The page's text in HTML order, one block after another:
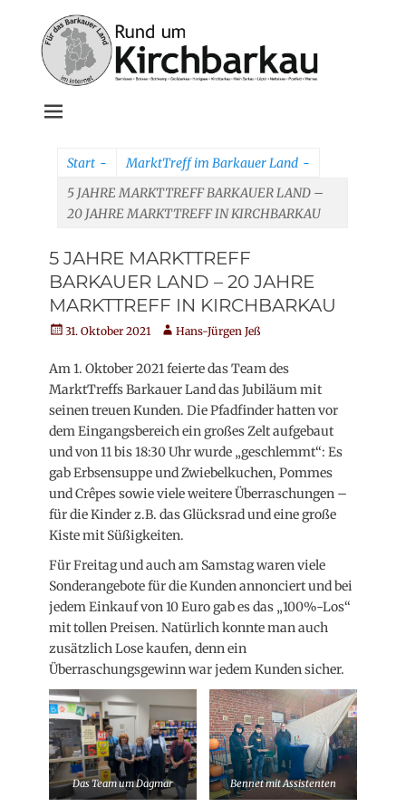
online
Start - MarktTreff im Barkauer Land -
5 JAHRE MARKTTREFF BARKAUER LAND –
20 JAHRE MARKTTREFF IN KIRCHBARKAU
5 JAHRE MARKTTREFF
BARKAUER LAND – 20 JAHRE
MARKTTREFF IN KIRCHBARKAU
Veröffentlicht
31. Oktober 2021 AutorHans-Jürgen Jeß
Am 1. Oktober 2021 feierte das Team des
MarktTreffs Barkauer Land das Jubiläum mit
seinen treuen Kunden. Die Pfadfinder hatten vor
dem Eingangsbereich ein großes Zelt aufgebaut
und von 11 bis 18:30 Uhr wurde „geschlemmt“: Es
gab Erbsensuppe und Zwiebelkuchen, Pommes
und Crêpes sowie viele weitere Überraschungen –
für die Kinder z.B. das Glücksrad und eine große
Kiste mit Süßigkeiten.
Für Freitag und auch am Samstag waren viele
Sonderangebote für die Kunden annonciert und bei
jedem Einkauf von 10 Euro gab es das „100%-Los“
mit tollen Preisen. Natürlich konnte man auch
zusätzlich Lose kaufen, denn ein
Überraschungsgewinn war jedem Kunden sicher.
Das Team um Dagmar Bennet mit Assistenten